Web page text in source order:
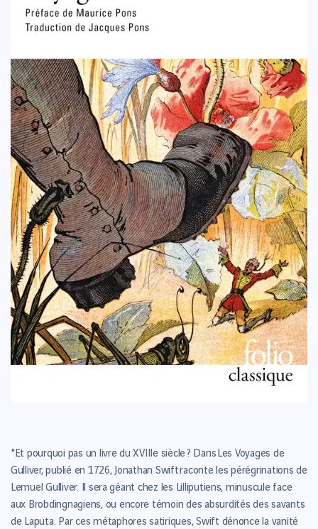
"Et pourquoi pas un livre du XVIIIe siècle ? Dans Les Voyages de
Gulliver, publié en 1726, Jonathan Swift raconte les pérégrinations de
Lemuel Gulliver. Il sera géant chez les Lilliputiens, minuscule face
aux Brobdingnagiens, ou encore témoin des absurdités des savants
de Laputa. Par ces métaphores satiriques, Swift dénonce la vanité